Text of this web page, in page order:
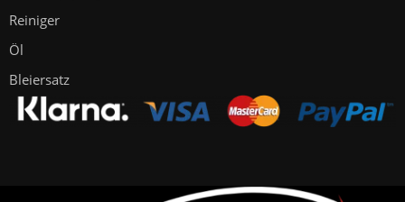
Reiniger
Öl
Bleiersatz